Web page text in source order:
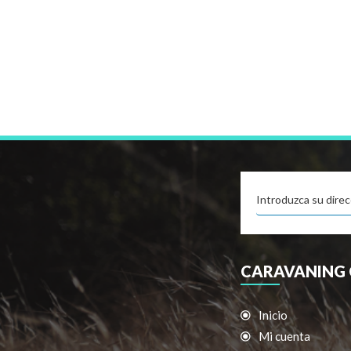
CARAVANING
Inicio
Mi cuenta